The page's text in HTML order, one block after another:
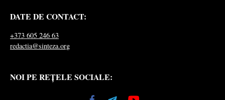
DATE DE CONTACT:
+373 605 246 63
redactia@sinteza.org
NOI PE REȚELE SOCIALE: